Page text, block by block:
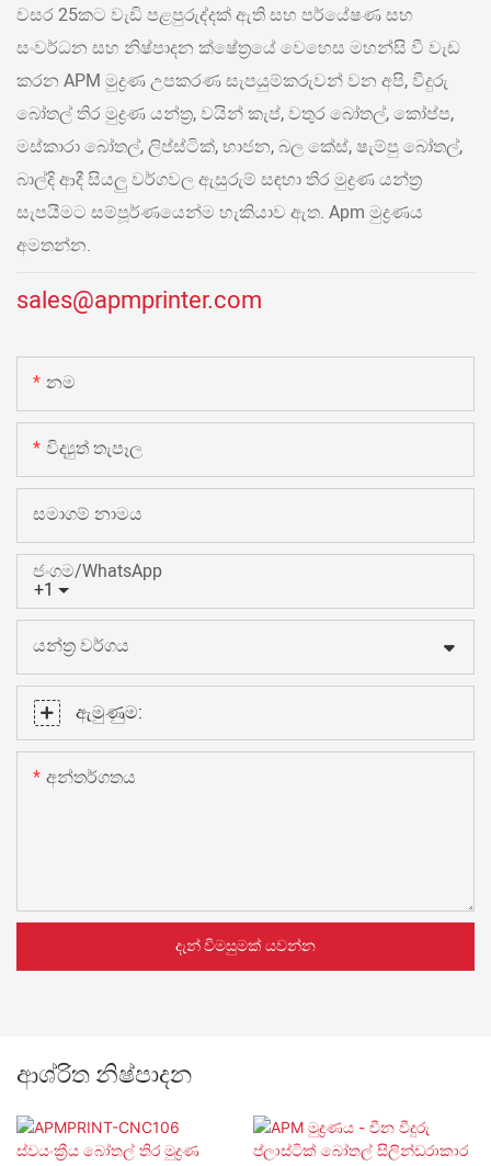
වසර 25කට වැඩි පළපුරුද්දක් ඇති සහ පර්යේෂණ සහ
සංවර්ධන සහ නිෂ්පාදන ක්ෂේත්‍රයේ වෙහෙස මහන්සි වී වැඩ
කරන APM මුද්‍රණ උපකරණ සැපයුම්කරුවන් වන අපි, වීදුරු
බෝතල් තිර මුද්‍රණ යන්ත්‍ර, වයින් කැප්, වතුර බෝතල්, කෝප්ප,
මස්කාරා බෝතල්, ලිප්ස්ටික්, භාජන, බල කේස්, ෂැම්පු බෝතල්,
බාල්දි ආදී සියලු වර්ගවල ඇසුරුම් සඳහා තිර මුද්‍රණ යන්ත්‍ර
සැපයීමට සම්පූර්ණයෙන්ම හැකියාව ඇත. Apm මුද්‍රණය
අමතන්න.
sales@apmprinter.com
නම
විද්‍යුත් තැපෑල
සමාගම් නාමය
+1
ජංගම/WhatsApp
යන්ත්‍ර වර්ගය
ඇමුණුම:
අන්තර්ගතය
දැන් විමසුමක් යවන්න
ආශ්රිත නිෂ්පාදන